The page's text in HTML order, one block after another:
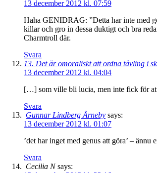
13 december 2012 kl. 07:59
Haha GENIDRAG: ”Detta har inte med
killar och gro in dessa duktigt och bra
Charmtroll där.
Svara
13. Det är omoraliskt att ordna tävling i
13 december 2012 kl. 04:04
[…] som ville bli lucia, men inte fick för att
Svara
Gunnar Lindberg Årneby says:
13 december 2012 kl. 01:07
’det har inget med genus att göra’ –
Svara
Cecilia N says: